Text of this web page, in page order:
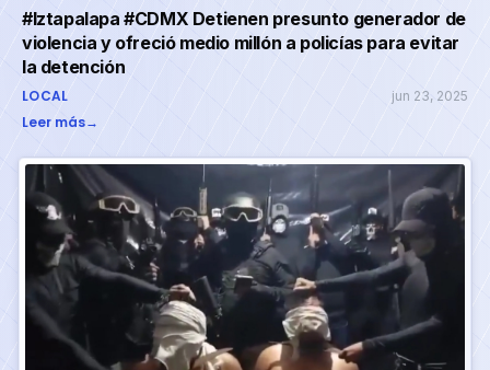
#Iztapalapa #CDMX Detienen presunto generador de
violencia y ofreció medio millón a policías para evitar
la detención
LOCAL jun 23, 2025
Leer más→